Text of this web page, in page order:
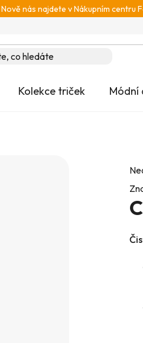
Nově nás najdete v Nákupním centru
Kolekce triček Módní
je
0,0